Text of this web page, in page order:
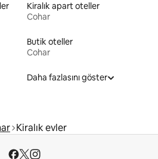
Kiralık apart oteller
Cohar
Butik oteller
Cohar
Daha fazlasını göster
Kiralık evler